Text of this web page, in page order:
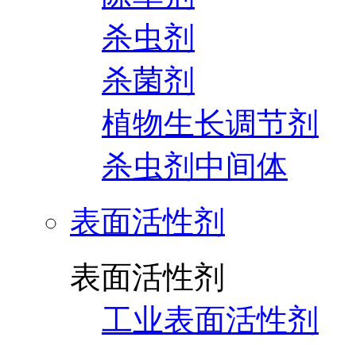
杀虫剂
杀菌剂
植物生长调节剂
杀虫剂中间体
表面活性剂
表面活性剂
工业表面活性剂